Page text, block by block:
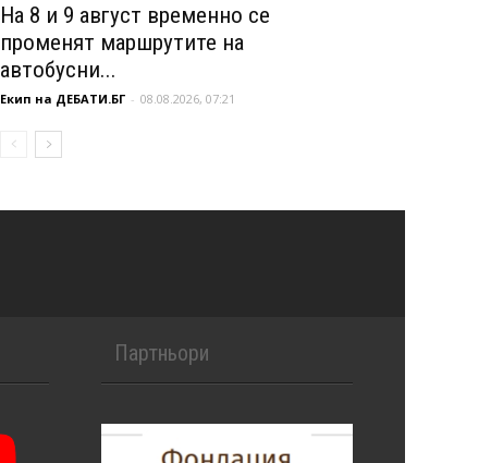
На 8 и 9 август временно се
променят маршрутите на
автобусни...
Екип на ДЕБАТИ.БГ - 08.08.2026, 07:21
Партньори